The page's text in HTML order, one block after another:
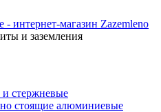
и заземления
стержневые
стоящие алюминиевые